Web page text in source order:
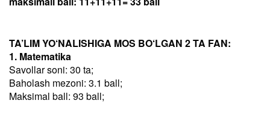
TA’LIM YO‘NALISHIGA MOS BO‘LGAN 2 TA FAN:
1. Matematika
Savollar soni: 30 ta;
Baholash mezoni: 3.1 ball;
Maksimal ball: 93 ball;